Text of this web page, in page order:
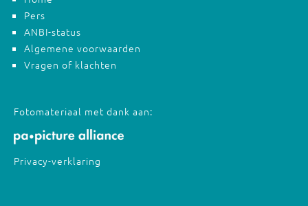
Pers
ANBI-status
Algemene voorwaarden
Vragen of klachten
Fotomateriaal met dank aan:
Privacy-verklaring